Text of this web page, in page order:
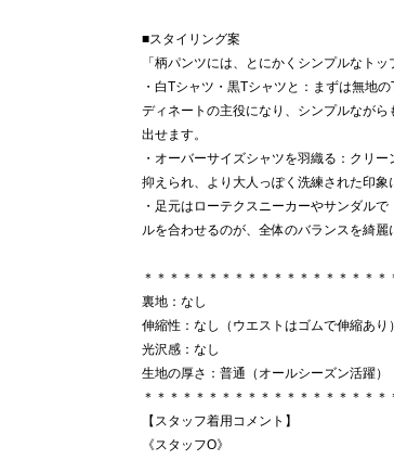
■スタイリング案
「柄パンツには、とにかくシンプルなトッ
・白Tシャツ・黒Tシャツと：まずは無地
ディネートの主役になり、シンプルなが
出せます。
・オーバーサイズシャツを羽織る：クリ
抑えられ、より大人っぽく洗練された印象
・足元はローテクスニーカーやサンダル
ルを合わせるのが、全体のバランスを綺麗
＊＊＊＊＊＊＊＊＊＊＊＊＊＊＊＊＊＊＊
裏地：なし
伸縮性：なし（ウエストはゴムで伸縮あり）
光沢感：なし
生地の厚さ：普通（オールシーズン活躍）
＊＊＊＊＊＊＊＊＊＊＊＊＊＊＊＊＊＊＊
【スタッフ着用コメント】
《スタッフO》